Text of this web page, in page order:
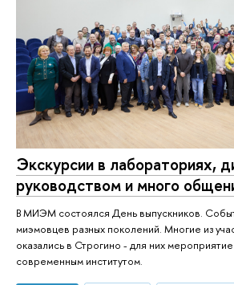
Экскурсии в лабораториях,
руководством и много
В МИЭМ состоялся День выпускников.
миэмовцев разных поколений. Многие из
оказались в Строгино - для них
современным институтом.